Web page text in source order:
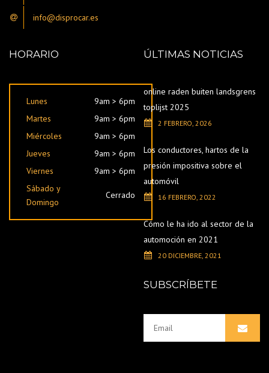
info@disprocar.es
HORARIO
Lunes
9am > 6pm
Martes
9am > 6pm
Miércoles
9am > 6pm
Jueves
9am > 6pm
Viernes
9am > 6pm
Sábado y
Domingo
Cerrado
ÚLTIMAS NOTICIAS
online raden buiten landsgrens
toplijst 2025
2 FEBRERO, 2026
Los conductores, hartos de la
presión impositiva sobre el
automóvil
16 FEBRERO, 2022
Cómo le ha ido al sector de la
automoción en 2021
20 DICIEMBRE, 2021
SUBSCRÍBETE